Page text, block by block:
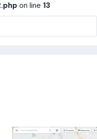
on line 13